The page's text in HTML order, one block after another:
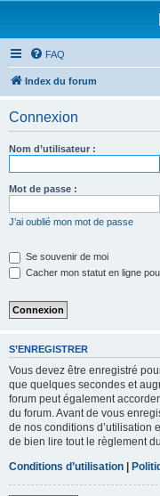
FAQ
Index du forum
Connexion
Nom d’utilisateur :
Mot de passe :
J’ai oublié mon mot de passe
Se souvenir de moi
Cacher mon statut en ligne
S’ENREGISTRER
Vous devez être enregistré
que quelques secondes et
forum peut également
du forum. Avant de vous
de nos conditions d’utilisation
de bien lire tout le règlement
Conditions d’utilisation |